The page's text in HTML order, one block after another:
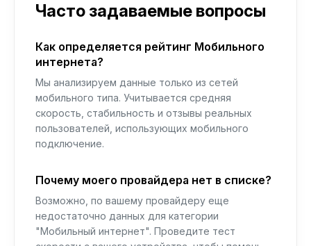
Часто задаваемые вопросы
Как определяется рейтинг Мобильного
интернета?
Мы анализируем данные только из сетей
мобильного типа. Учитывается средняя
скорость, стабильность и отзывы реальных
пользователей, использующих мобильного
подключение.
Почему моего провайдера нет в списке?
Возможно, по вашему провайдеру еще
недостаточно данных для категории
"Мобильный интернет". Проведите тест